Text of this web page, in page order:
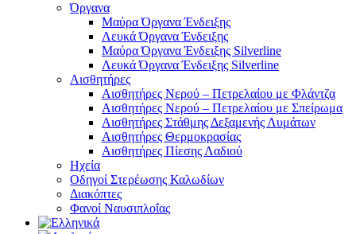
Όργανα
Μαύρα Όργανα Ένδειξης
Λευκά Όργανα Ένδειξης
Μαύρα Όργανα Ένδειξης Silverline
Λευκά Όργανα Ένδειξης Silverline
Αισθητήρες
Αισθητήρες Νερού – Πετρελαίου με Φλάντζα
Αισθητήρες Νερού – Πετρελαίου με Σπείρωμα
Αισθητήρες Στάθμης Δεξαμενής Λυμάτων
Αισθητήρες Θερμοκρασίας
Αισθητήρες Πίεσης Λαδιού
Ηχεία
Οδηγοί Στερέωσης Καλωδίων
Διακόπτες
Φανοί Ναυσιπλοΐας